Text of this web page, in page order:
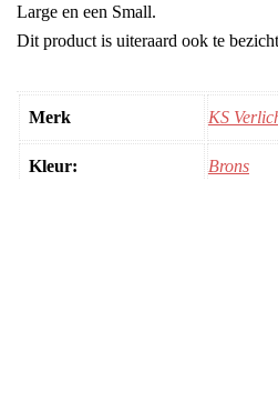
Large en een Small.
Dit product is uiteraard ook te
Merk KS
Kleur: Brons